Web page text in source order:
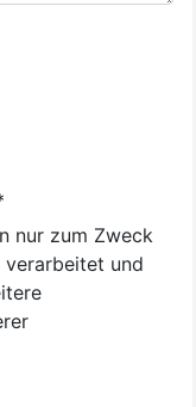
nur zum Zweck
verarbeitet und